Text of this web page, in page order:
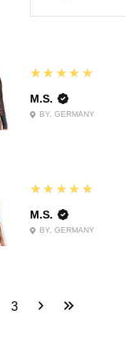
5
★★★★★
M.S.
BY, GERMANY
5
★★★★★
M.S.
BY, GERMANY
3